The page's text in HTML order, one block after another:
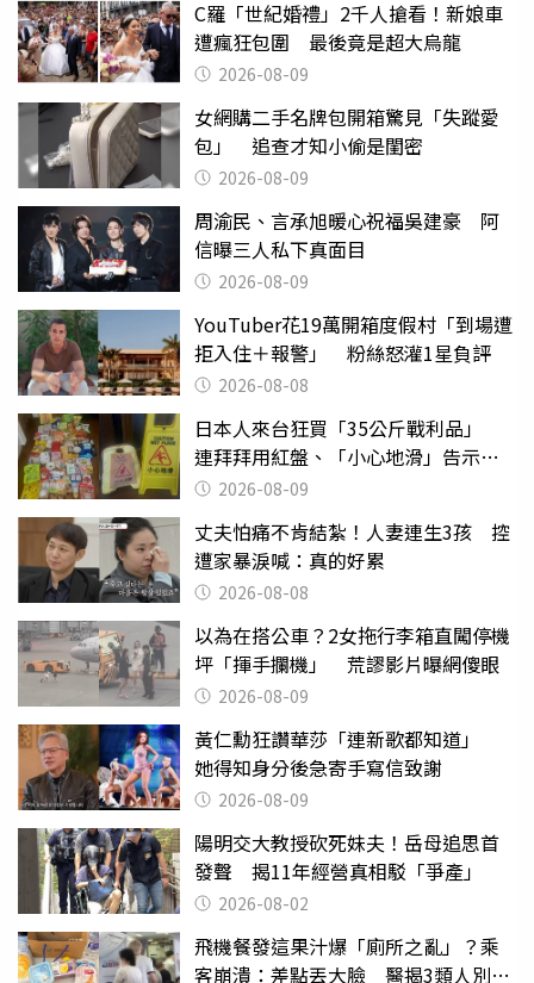
C羅「世紀婚禮」2千人搶看！新娘車
遭瘋狂包圍 最後竟是超大烏龍
2026-08-09
女網購二手名牌包開箱驚見「失蹤愛
包」 追查才知小偷是閨密
2026-08-09
周渝民、言承旭暖心祝福吳建豪 阿
信曝三人私下真面目
2026-08-09
YouTuber花19萬開箱度假村「到場遭
拒入住＋報警」 粉絲怒灌1星負評
2026-08-08
日本人來台狂買「35公斤戰利品」
連拜拜用紅盤、「小心地滑」告示牌
也帶回家
2026-08-09
丈夫怕痛不肯結紮！人妻連生3孩 控
遭家暴淚喊：真的好累
2026-08-08
以為在搭公車？2女拖行李箱直闖停機
坪「揮手攔機」 荒謬影片曝網傻眼
2026-08-09
黃仁勳狂讚華莎「連新歌都知道」
她得知身分後急寄手寫信致謝
2026-08-09
陽明交大教授砍死妹夫！岳母追思首
發聲 揭11年經營真相駁「爭產」
2026-08-02
飛機餐發這果汁爆「廁所之亂」？乘
客崩潰：差點丟大臉 醫揭3類人別亂